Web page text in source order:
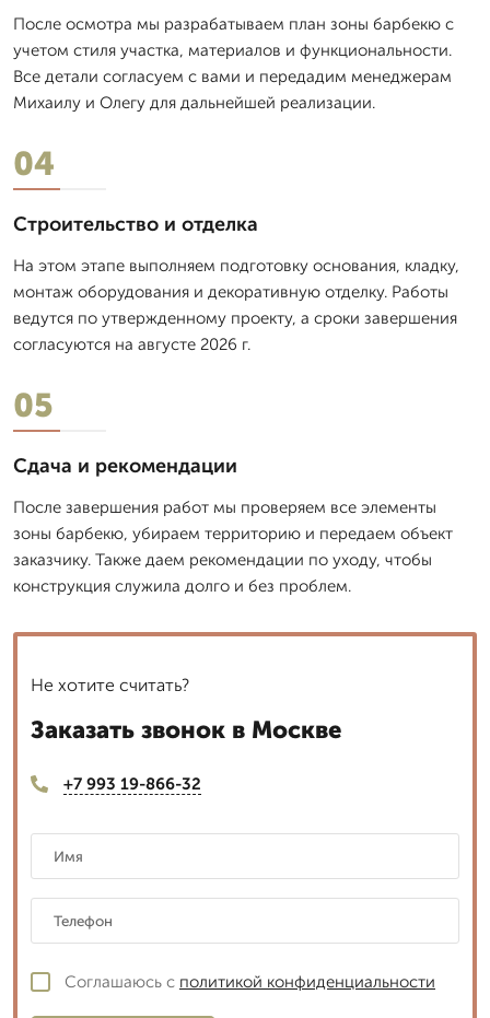
После осмотра мы разрабатываем план зоны барбекю с
учетом стиля участка, материалов и функциональности.
Все детали согласуем с вами и передадим менеджерам
Михаилу и Олегу для дальнейшей реализации.
04
Строительство и отделка
На этом этапе выполняем подготовку основания, кладку,
монтаж оборудования и декоративную отделку. Работы
ведутся по утвержденному проекту, а сроки завершения
согласуются на августе 2026 г.
05
Сдача и рекомендации
После завершения работ мы проверяем все элементы
зоны барбекю, убираем территорию и передаем объект
заказчику. Также даем рекомендации по уходу, чтобы
конструкция служила долго и без проблем.
Не хотите считать?
Заказать звонок в Москве
+7 993 19-866-32
Соглашаюсь с политикой конфиденциальности